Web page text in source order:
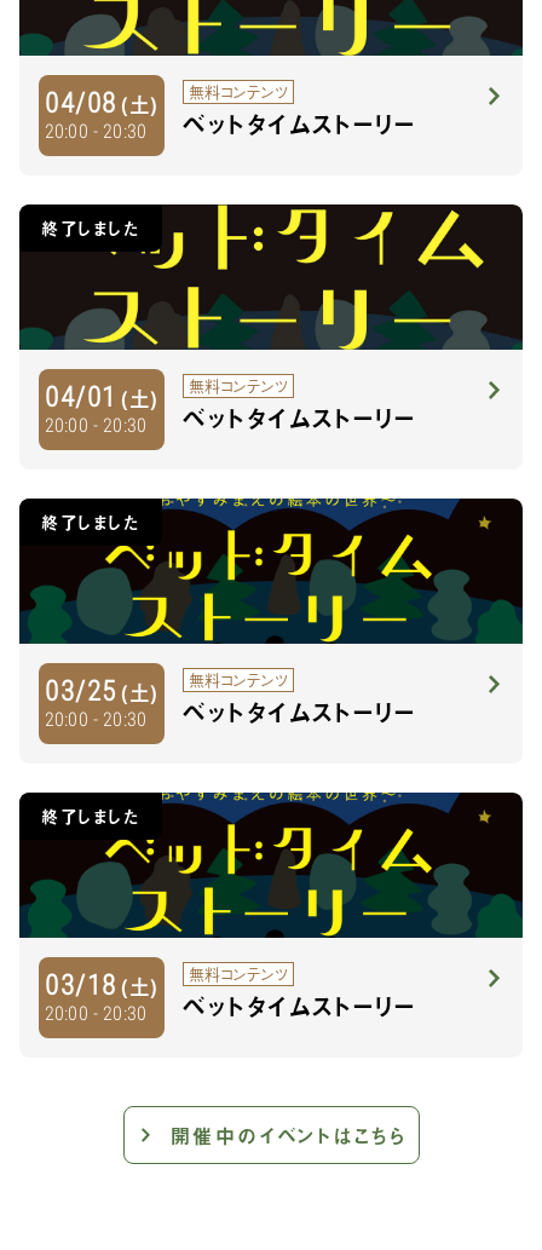
04/08 (土)
20:00 - 20:30
無料コンテンツ
ベットタイムストーリー
終了しました
04/01 (土)
20:00 - 20:30
無料コンテンツ
ベットタイムストーリー
終了しました
03/25 (土)
20:00 - 20:30
無料コンテンツ
ベットタイムストーリー
終了しました
03/18 (土)
20:00 - 20:30
無料コンテンツ
ベットタイムストーリー
開催中のイベントはこちら